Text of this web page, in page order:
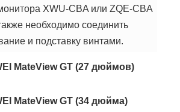
XWU-CBA или ZQE-CBA
необходимо соединить
и подставку винтами.
MateView GT (27 дюймов)
MateView GT (34 дюйма)